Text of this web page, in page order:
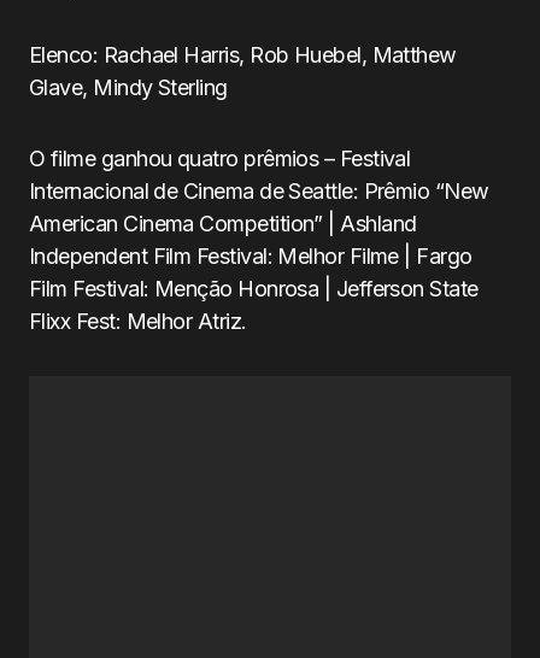
Elenco: Rachael Harris, Rob Huebel, Matthew
Glave, Mindy Sterling
O filme ganhou quatro prêmios – Festival
Internacional de Cinema de Seattle: Prêmio “New
American Cinema Competition” | Ashland
Independent Film Festival: Melhor Filme | Fargo
Film Festival: Menção Honrosa | Jefferson State
Flixx Fest: Melhor Atriz.